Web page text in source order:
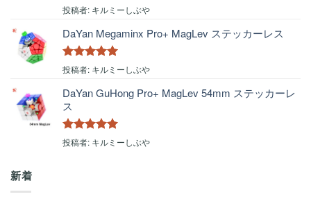
5段階中5の
投稿者: キルミーしぶや
DaYan Megaminx Pro+ MagLev ステッカーレス
5段階中5の
投稿者: キルミーしぶや
DaYan GuHong Pro+ MagLev 54mm ステッカーレ
ス
5段階中5の
投稿者: キルミーしぶや
新着